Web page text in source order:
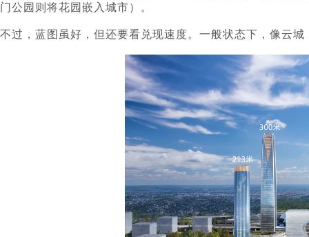
门公园则将花园嵌入城市）。
不过，蓝图虽好，但还要看兑现速度。一般状态下，像云